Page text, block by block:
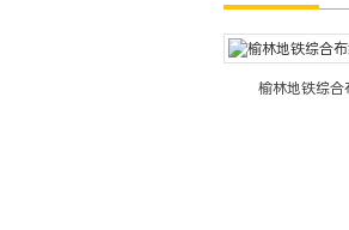
榆林地铁综